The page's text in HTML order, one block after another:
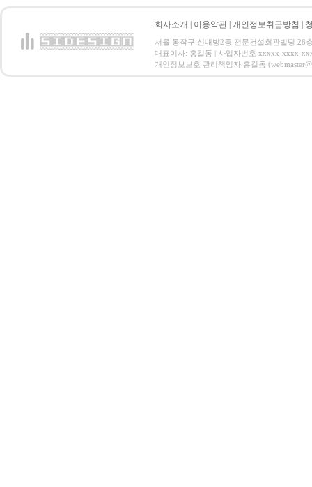
회사소개 이용약관 개인정보취급방침
서울 동작구 신대방2동 전문건설회관빌딩 28
대표이사: 홍길동 | 사업자번호 xxxxx-xxxx-
개인정보보호 관리책임자:홍길동